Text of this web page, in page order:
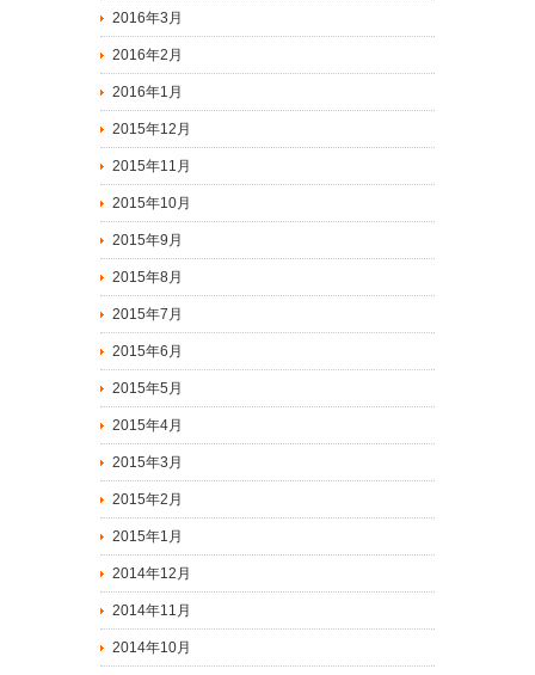
2016年3月
2016年2月
2016年1月
2015年12月
2015年11月
2015年10月
2015年9月
2015年8月
2015年7月
2015年6月
2015年5月
2015年4月
2015年3月
2015年2月
2015年1月
2014年12月
2014年11月
2014年10月